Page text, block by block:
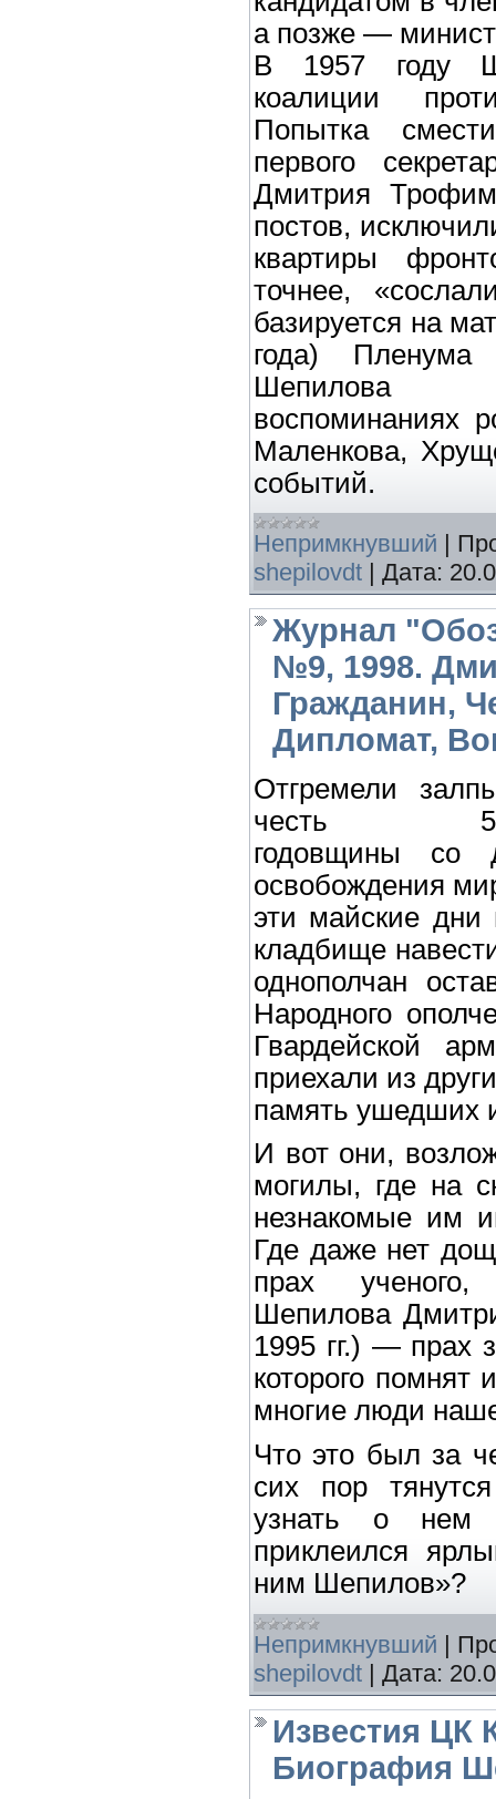
а позже —
В 1957 году
коалиции
Попытка
первого
Дмитрия
постов,
квартиры
точнее,
базируется на
года)
Шепилова
воспоминаниях
Маленкова,
событий.
Непримкнувший
shepilovdt
Дата:
Журнал
№9, 1998.
Гражданин,
Дипломат,
Отгремели
честь
годовщины со
освобождения
эти майские
кладбище
однополчан
Народного
Гвардейской
приехали из
память ушедших
И вот они,
могилы, где на
незнакомые им
Где даже нет
прах ученого,
Шепилова
1995 гг.) — прах
которого помнят
многие люди
Что это был за
сих пор
узнать о нем
приклеился
ним Шепилов»?
Непримкнувший |
shepilovdt | Дата:
Известия ЦК
Биография